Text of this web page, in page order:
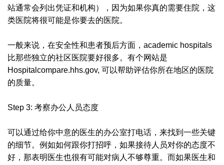
站通常会列出凭证和机构），因为如果你真的需要住院，这
类医院将很可能是你要去的医院。
一般来说，在安全性和患者预后方面，academic hospitals
比那些独立的社区医院要好很多。有个网站是
Hospitalcompare.hhs.gov, 可以帮助评估你所在地区的医院
的质量。
Step 3: 考察办公人员态度
可以通过给你中意的医生的办公室打电话，来找到一些关键
的细节。例如如何跟你打招呼，如果接待人员对你的态度不
好，那表明医生也很有可能对病人不够尊重。而如果医生和